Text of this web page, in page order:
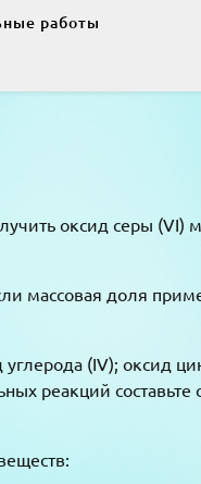
работы
оксид серы (VI)
массовая доля
(IV); оксид
реакций составьте